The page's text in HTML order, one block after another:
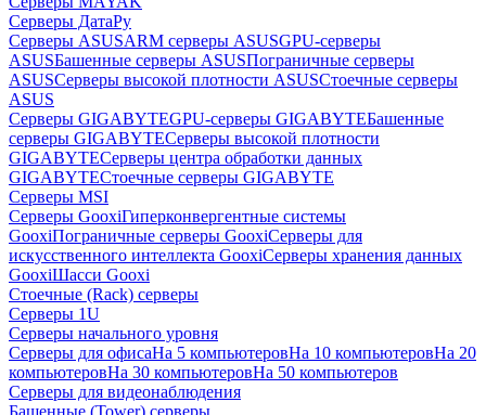
Серверы ДатаРу
Серверы ASUSARM серверы ASUSGPU-серверы
ASUSБашенные серверы ASUSПограничные серверы
ASUSСерверы высокой плотности ASUSСтоечные серверы
ASUS
Серверы GIGABYTEGPU-серверы GIGABYTEБашенные
серверы GIGABYTEСерверы высокой плотности
GIGABYTEСерверы центра обработки данных
GIGABYTEСтоечные серверы GIGABYTE
Серверы MSI
Серверы GooxiГиперконвергентные системы
GooxiПограничные серверы GooxiСерверы для
искусственного интеллекта GooxiСерверы хранения данных
GooxiШасси Gooxi
Стоечные (Rack) серверы
Серверы 1U
Серверы начального уровня
Серверы для офисаНа 5 компьютеровНа 10 компьютеровНа 20
компьютеровНа 30 компьютеровНа 50 компьютеров
Серверы для видеонаблюдения
Башенные (Tower) серверы